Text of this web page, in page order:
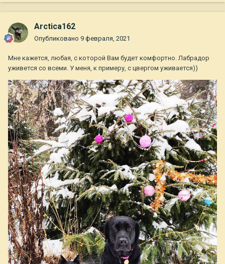
Arctica162
Опубликовано 9 февраля, 2021
Мне кажется, любая, с которой Вам будет комфортно. Лабрадор
уживется со всеми. У меня, к примеру, с цвергом уживается))